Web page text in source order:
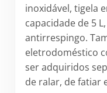
inoxidável, tigela
capacidade de 5
antirrespingo.
eletrodoméstico
ser adquiridos
de ralar, de fatiar